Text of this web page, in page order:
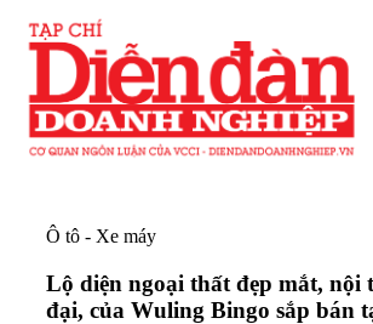
Ô tô - Xe máy
Lộ diện ngoại thất đẹp mắt, nội
đại, của Wuling Bingo sắp bán